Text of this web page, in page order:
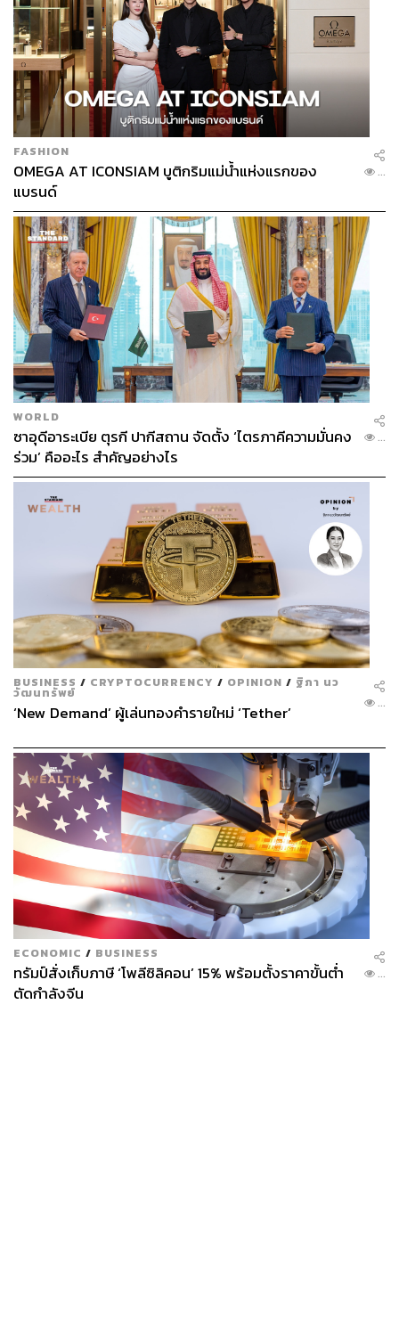
FASHION
OMEGA AT ICONSIAM บูติกริมแม่น้ำแห่งแรกของ
แบรนด์
...
WORLD
ซาอุดีอาระเบีย ตุรกี ปากีสถาน จัดตั้ง ‘ไตรภาคีความมั่นคง
ร่วม’ คืออะไร สำคัญอย่างไร
...
BUSINESS / CRYPTOCURRENCY / OPINION / ฐิภา นว
วัฒนทรัพย์
‘New Demand’ ผู้เล่นทองคำรายใหม่ ‘Tether’ ...
ECONOMIC / BUSINESS
ทรัมป์สั่งเก็บภาษี ‘โพลีซิลิคอน’ 15% พร้อมตั้งราคาขั้นต่ำ
ตัดกำลังจีน
...